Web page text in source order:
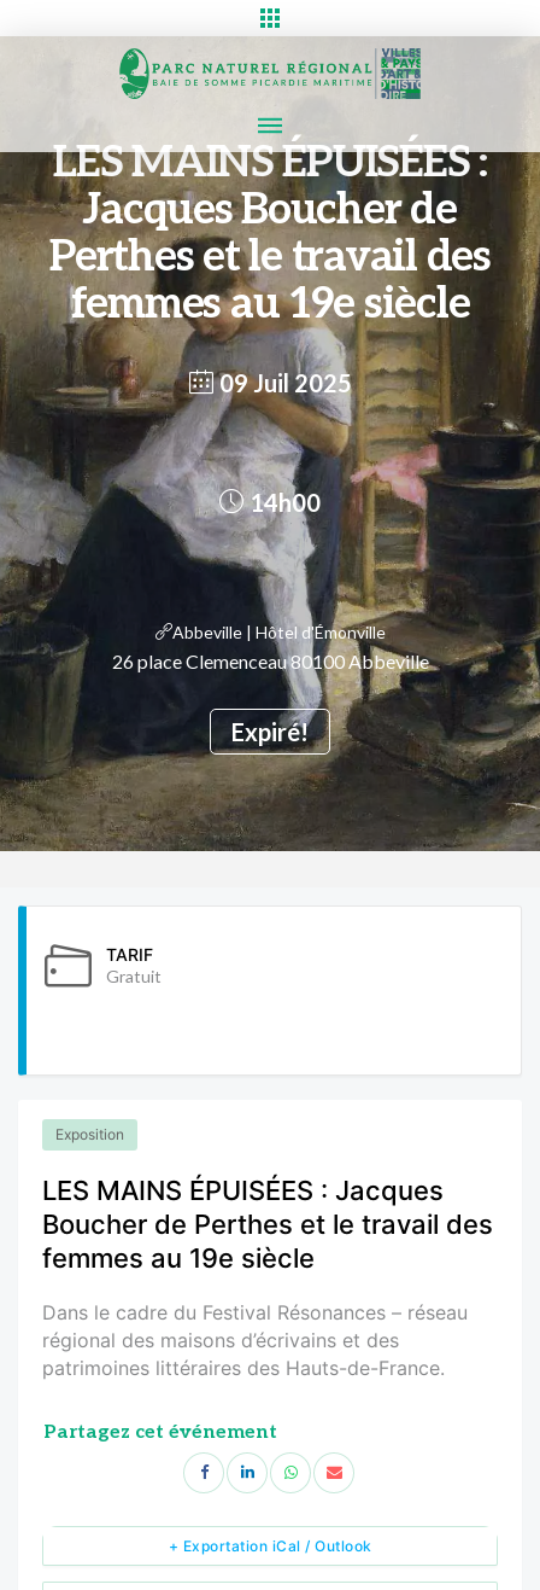
LES MAINS ÉPUISÉES :
Jacques Boucher de
Perthes et le travail des
femmes au 19e siècle
09 Juil 2025
Expiré!
14h00
Abbeville | Hôtel d'Émonville
26 place Clemenceau 80100 Abbeville
TARIF
Gratuit
Exposition
LES MAINS ÉPUISÉES : Jacques
Boucher de Perthes et le travail des
femmes au 19e siècle
Dans le cadre du Festival Résonances – réseau
régional des maisons d’écrivains et des
patrimoines littéraires des Hauts-de-France.
Partagez cet événement
+ Exportation iCal / Outlook